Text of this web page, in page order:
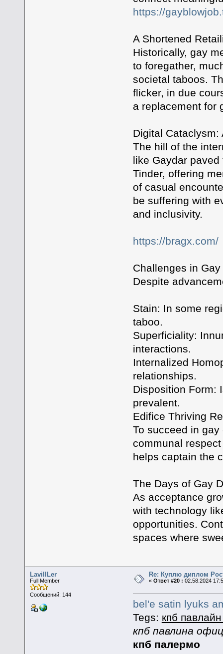
https://
A Shortened
Historically, gay
to foregather,
societal taboos.
flicker, in due
a replacement for
Digital Cataclysm:
The hill of the
like Gaydar
Tinder, offering
of casual
be suffering with
and inclusivity.
https://bragx.com/
Challenges in
Despite
Stain: In some
taboo.
Superficiality:
interactions.
Internalized
relationships.
Disposition Form:
prevalent.
Edifice Thriving
To succeed in
communal
helps captain the
The Days of Gay
As acceptance
with technology
opportunities.
spaces where
LavillLer
Full Member
Сообщений: 144
Re: Куплю диплом
«Ответ #20 : 02.58.2024
bel'e satin lyuks
Tegs: кпб
кпб павлина
кпб палермо